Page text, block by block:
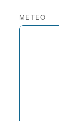
METEO